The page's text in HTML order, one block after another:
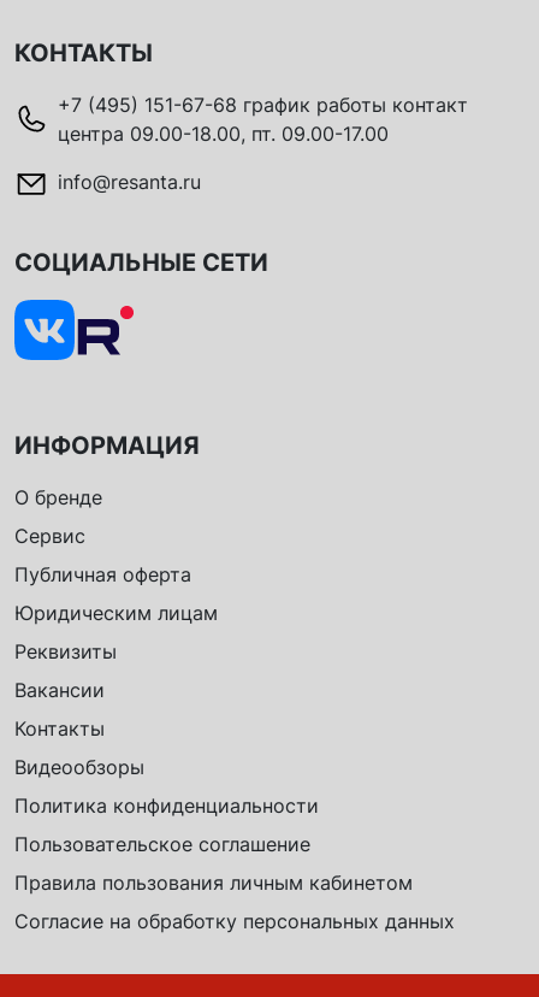
КОНТАКТЫ
+7 (495) 151-67-68 график работы контакт
центра 09.00-18.00, пт. 09.00-17.00
info@resanta.ru
ИНФОРМАЦИЯ
О бренде
Сервис
Публичная оферта
Юридическим лицам
Реквизиты
Вакансии
Контакты
Видеообзоры
Политика конфиденциальности
Пользовательское соглашение
Правила пользования личным кабинетом
Согласие на обработку персональных данных
СОЦИАЛЬНЫЕ СЕТИ